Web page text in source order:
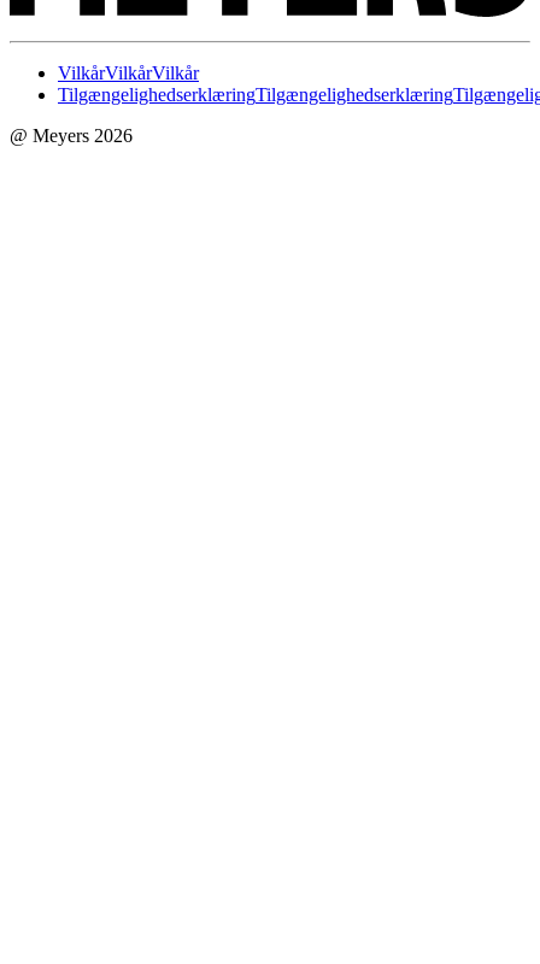
VilkårVilkårVilkår
TilgængelighedserklæringTilgængelighedserklæring
@ Meyers 2026